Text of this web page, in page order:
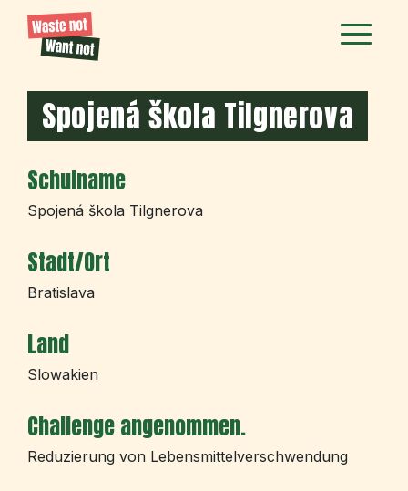
Spojená škola Tilgnerova
Schulname
Spojená škola Tilgnerova
Stadt/Ort
Bratislava
Land
Slowakien
Challenge angenommen.
Reduzierung von Lebensmittelverschwendung